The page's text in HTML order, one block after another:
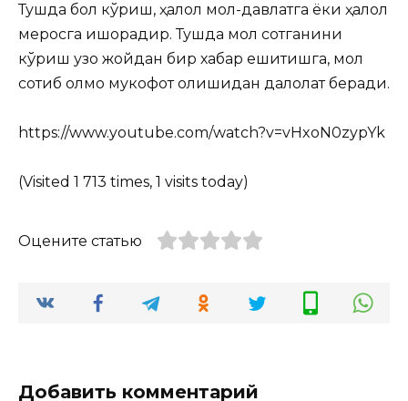
Тушда бол кўриш, ҳалол мол-давлатга ёки ҳалол
меросга ишорадир. Тушда мол сотганини
кўриш узоқ жойдан бир хабар ешитишга, мол
сотиб олмоқ мукофот олишидан далолат беради.
https://www.youtube.com/watch?v=vHxoN0zypYk
(Visited 1 713 times, 1 visits today)
Оцените статью
Добавить комментарий